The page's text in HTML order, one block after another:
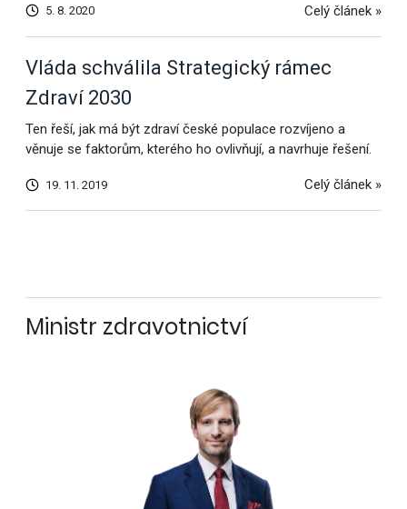
5. 8. 2020 Celý článek »
Vláda schválila Strategický rámec
Zdraví 2030
Ten řeší, jak má být zdraví české populace rozvíjeno a
věnuje se faktorům, kterého ho ovlivňují, a navrhuje řešení.
19. 11. 2019 Celý článek »
Ministr zdravotnictví